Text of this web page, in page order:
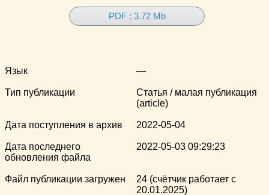
PDF : 3.72 Mb
Язык —
Тип публикации
Статья / малая публикация
(article)
Дата поступления в архив 2022-05-04
Дата последнего
обновления файла
2022-05-03 09:29:23
Файл публикации загружен
24 (счётчик работает с
20.01.2025)